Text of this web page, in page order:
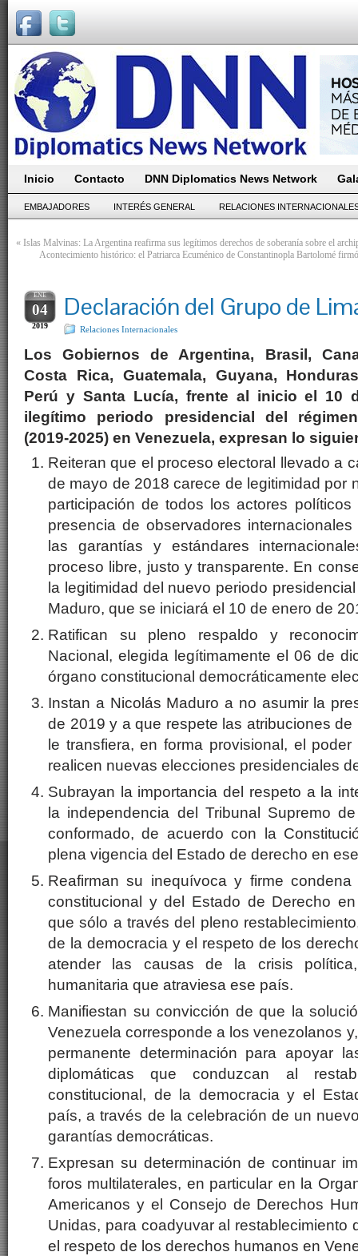
Inicio Contacto DNN Diplomatics News Network
EMBAJADORES INTERÉS GENERAL RELACIONES
« Islas Malvinas: La Argentina reafirma sus legítimos derechos de soberanía sobre el
Acontecimiento histórico: el Patriarca Ecuménico de Constantinopla Bartolomé
ENE
04
2019
Declaración del Grupo de
Relaciones Internacionales
Los Gobiernos de Argentina, Brasil,
Costa Rica, Guatemala, Guyana,
Perú y Santa Lucía, frente al inicio el 10
ilegítimo periodo presidencial del
(2019-2025) en Venezuela, expresan lo
Reiteran que el proceso electoral llevado a
de mayo de 2018 carece de legitimidad por
participación de todos los actores
presencia de observadores
las garantías y estándares
proceso libre, justo y transparente. En
la legitimidad del nuevo periodo
Maduro, que se iniciará el 10 de enero de
Ratifican su pleno respaldo y
Nacional, elegida legítimamente el 06 de
órgano constitucional democráticamente
Instan a Nicolás Maduro a no asumir la
de 2019 y a que respete las atribuciones
le transfiera, en forma provisional, el
realicen nuevas elecciones presidenciales
Subrayan la importancia del respeto a la
la independencia del Tribunal Supremo
conformado, de acuerdo con la
plena vigencia del Estado de derecho en
Reafirman su inequívoca y firme
constitucional y del Estado de Derecho
que sólo a través del pleno
de la democracia y el respeto de los
atender las causas de la crisis
humanitaria que atraviesa ese país.
Manifiestan su convicción de que la
Venezuela corresponde a los venezolanos
permanente determinación para apoyar
diplomáticas que conduzcan al
constitucional, de la democracia y el
país, a través de la celebración de un
garantías democráticas.
Expresan su determinación de continuar
foros multilaterales, en particular en la
Americanos y el Consejo de Derechos
Unidas, para coadyuvar al restablecimiento
el respeto de los derechos humanos en